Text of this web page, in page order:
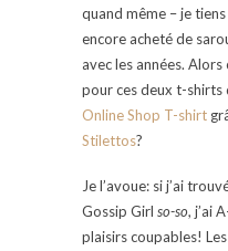
quand même – je
encore acheté de
avec les années.
pour ces deux t-shirts
Online Shop T-shirt
Stilettos?
Je l’avoue: si j’ai
Gossip Girl so-so, j’ai
plaisirs coupables!